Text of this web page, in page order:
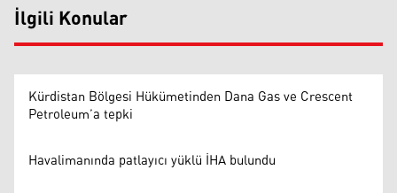
İlgili Konular
Kürdistan Bölgesi Hükümetinden Dana Gas ve Crescent
Petroleum’a tepki
Havalimanında patlayıcı yüklü İHA bulundu